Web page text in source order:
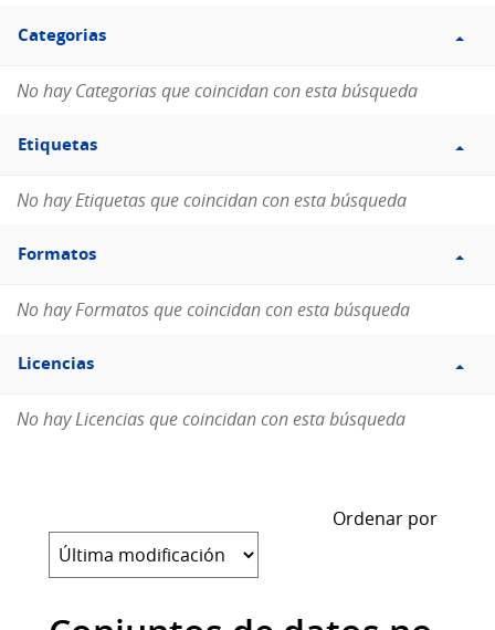
Filtro
Categorias
Categorias
No hay Categorias que coincidan con esta búsqueda
Filtro
Etiquetas
Etiquetas
No hay Etiquetas que coincidan con esta búsqueda
Filtro
Formatos
Formatos
No hay Formatos que coincidan con esta búsqueda
Filtro
Licencias
Licencias
No hay Licencias que coincidan con esta búsqueda
Ordenar por